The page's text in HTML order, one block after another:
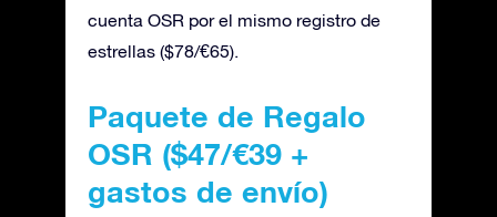
cuenta OSR por el mismo registro de
estrellas ($78/€65).
Paquete de Regalo
OSR ($47/€39 +
gastos de envío)